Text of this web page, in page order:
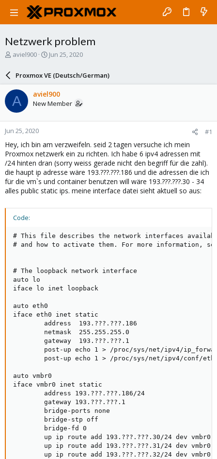
Netzwerk problem
T
a
d
s
t
a
r
t
e
r
aviel900
S
a
r
d
a
e
Jun 25, 2020
Proxmox VE (Deutsch/German)
A aviel900
New Member
Jun 25, 2020 #1
Hey, ich bin am verzweifeln. seid 2 tagen versuche ich mein
Proxmox netzwerk ein zu richten. Ich habe 6 ipv4 adressen mit
/24 hinten dran (sorry weiss gerade nicht den begriff für die zahl).
die haupt ip adresse wäre 193.???.???.186 und die adressen die ich
für die vm`s und container benutzen will wäre 193.???.???.30 - 34
alles public static ips. meine interface datei sieht aktuell so aus:
Code:
# This file describes the network interfaces
# and how to activate them. For more information,
# The loopback network interface
auto lo
iface lo inet loopback
auto eth0
iface eth0 inet static
        address  193.???.???.186
        netmask  255.255.255.0
        gateway  193.???.???.1
post-up echo 1 > /proc/sys/net/ipv4/
post-up echo 1 > /proc/sys/net/ipv4/conf/
auto vmbr0
iface vmbr0 inet static
        address 193.???.???.186/24
        gateway 193.???.???.1
        bridge-ports none
        bridge-stp off
        bridge-fd 0
        up ip route add 193.???.???.30/24 dev vmbr0
        up ip route add 193.???.???.31/24 dev vmbr0
        up ip route add 193.???.???.32/24 dev vmbr0